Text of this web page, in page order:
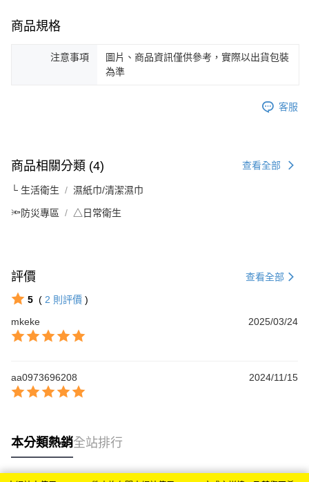
商品規格
注意事項
圖片、商品資訊僅供參考，實際以出貨包裝
為準
客服
商品相關分類 (4) 查看全部
└ 生活衛生 濕紙巾/清潔濕巾
🔦防災專區 △日常衛生
評價 查看全部
5 ( 2 則評價 )
mkeke
2025/03/24
aa0973696208 2024/11/15
本分類熱銷全站排行